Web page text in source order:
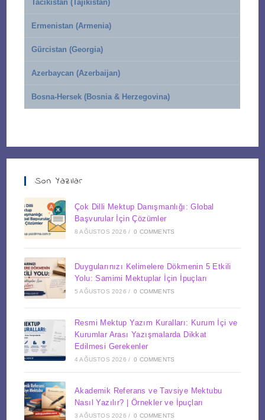
Tacikistan (Tajikistan)
Ermenistan (Armenia)
Gürcistan (Georgia)
Azerbaycan (Azerbaijan)
Bosna-Hersek (Bosnia & Herzegovina)
Son Yazılar
Çok Dilli Mektup Danışmanlığı: Global
Başvurular İçin Çözümler
8 AĞUSTOS 2026 / 0 COMMENTS
Duygularınızı Kelimelere Dökmenin 5 Etkili
Yolu: Samimi Mektuplar İçin İpuçları
5 AĞUSTOS 2026 / 0 COMMENTS
Resmi Mektup Yazım Kuralları: Kurum İçi ve
Kurumlar Arası Yazışmalarda Dikkat
Edilmesi Gerekenler
4 AĞUSTOS 2026 / 0 COMMENTS
Akademik Referans ve Tavsiye Mektubu
Nasıl Yazılır? | Örnekler ve İpuçları
3 AĞUSTOS 2026 / 0 COMMENTS